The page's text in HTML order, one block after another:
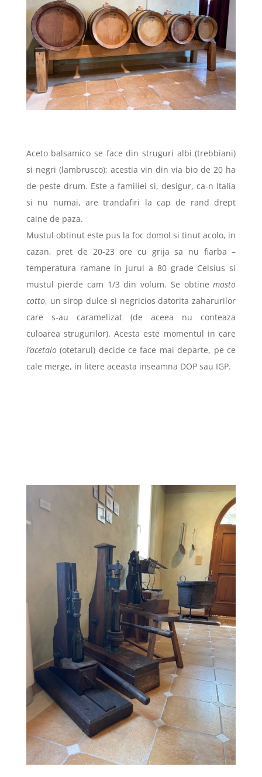
Aceto balsamico se face din struguri albi (trebbiani)
si negri (lambrusco); acestia vin din via bio de 20 ha
de peste drum. Este a familiei si, desigur, ca-n Italia
si nu numai, are trandafiri la cap de rand drept
caine de paza.
Mustul obtinut este pus la foc domol si tinut acolo, in
cazan, pret de 20-23 ore cu grija sa nu fiarba –
temperatura ramane in jurul a 80 grade Celsius si
mustul pierde cam 1/3 din volum. Se obtinemosto
cotto, un sirop dulce si negricios datorita zaharurilor
care s-au caramelizat (de aceea nu conteaza
culoarea strugurilor). Acesta este momentul in care
l’acetaio(otetarul) decide ce face mai departe, pe ce
cale merge, in litere aceasta inseamna DOP sau IGP.